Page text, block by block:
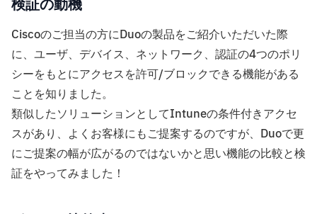
検証の動機
Ciscoのご担当の方にDuoの製品をご紹介いただいた際
に、ユーザ、デバイス、ネットワーク、認証の4つのポリ
シーをもとにアクセスを許可/ブロックできる機能がある
ことを知りました。
類似したソリューションとしてIntuneの条件付きアクセ
スがあり、よくお客様にもご提案するのですが、Duoで更
にご提案の幅が広がるのではないかと思い機能の比較と検
証をやってみました！